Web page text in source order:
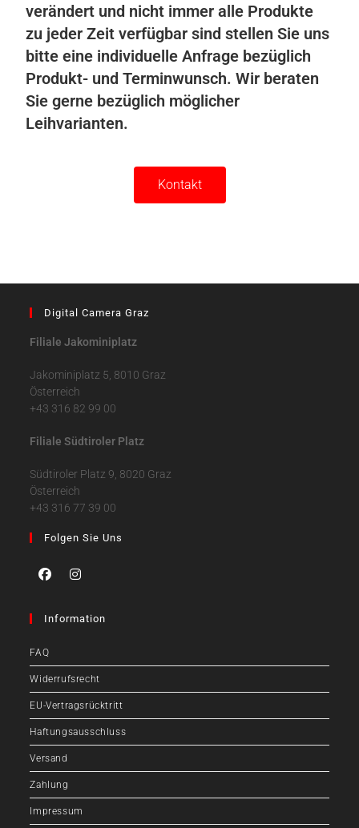
verändert und nicht immer alle Produkte
zu jeder Zeit verfügbar sind stellen Sie uns
bitte eine individuelle Anfrage bezüglich
Produkt- und Terminwunsch. Wir beraten
Sie gerne bezüglich möglicher
Leihvarianten.
Kontakt
Digital Camera Graz
Filiale Jakominiplatz
Jakominiplatz 5, 8010 Graz
Österreich
+43 316 82 99 00
Filiale Südtiroler Platz
Südtiroler Platz 9, 8020 Graz
Österreich
+43 316 77 39 00
Folgen Sie Uns
Information
FAQ
Widerrufsrecht
EU-Vertragsrücktritt
Haftungsausschluss
Versand
Zahlung
Impressum